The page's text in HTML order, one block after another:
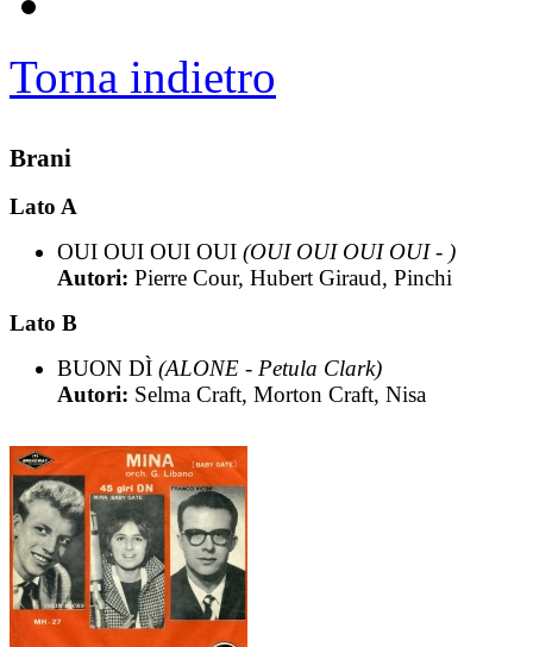
Torna indietro
Brani
Lato A
OUI OUI OUI OUI (OUI OUI OUI OUI - )
Autori: Pierre Cour, Hubert Giraud, Pinchi
Lato B
BUON DÌ (ALONE - Petula Clark)
Autori: Selma Craft, Morton Craft, Nisa